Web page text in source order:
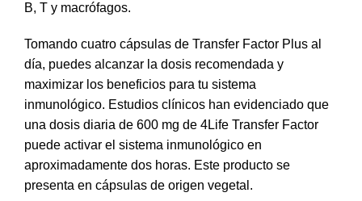
B, T y macrófagos.
Tomando cuatro cápsulas de Transfer Factor Plus al
día, puedes alcanzar la dosis recomendada y
maximizar los beneficios para tu sistema
inmunológico. Estudios clínicos han evidenciado que
una dosis diaria de 600 mg de 4Life Transfer Factor
puede activar el sistema inmunológico en
aproximadamente dos horas. Este producto se
presenta en cápsulas de origen vegetal.